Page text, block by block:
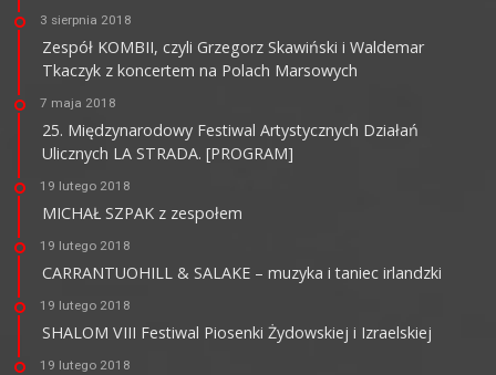
3 sierpnia 2018
Zespół KOMBII, czyli Grzegorz Skawiński i Waldemar
Tkaczyk z koncertem na Polach Marsowych
7 maja 2018
25. Międzynarodowy Festiwal Artystycznych Działań
Ulicznych LA STRADA. [PROGRAM]
19 lutego 2018
MICHAŁ SZPAK z zespołem
19 lutego 2018
CARRANTUOHILL & SALAKE – muzyka i taniec irlandzki
19 lutego 2018
SHALOM VIII Festiwal Piosenki Żydowskiej i Izraelskiej
19 lutego 2018